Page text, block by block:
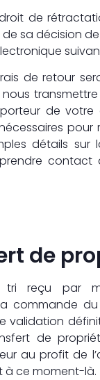
de
de sa décision
de retour
nous
de votre
pour
détails sur
contact
de
reçu par
commande du
validation
de
au profit de
à ce moment-là.